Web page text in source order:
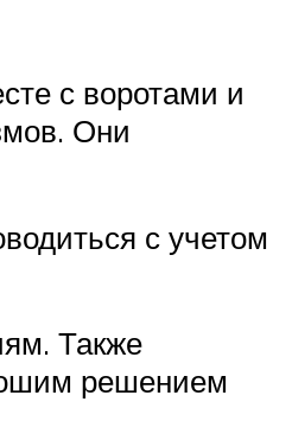
с воротами и
Они
с учетом
Также
решением